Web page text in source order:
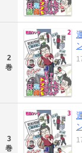
2
巻
3
巻